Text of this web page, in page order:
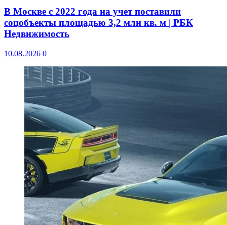
В Москве с 2022 года на учет поставили
соцобъекты площадью 3,2 млн кв. м | РБК
Недвижимость
10.08.2026 0